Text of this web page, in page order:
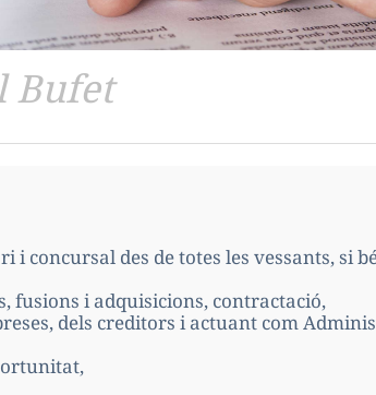
Bufet
i concursal des de totes les vessants, si
fusions i adquisicions, contractació,
dels creditors i actuant com